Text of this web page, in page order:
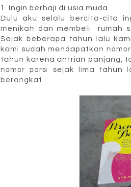
1. Ingin berhaji di usia muda
Dulu aku selalu bercita-cita
menikah dan membeli rumah
Sejak beberapa tahun lalu
kami sudah mendapatkan
tahun karena antrian panjang,
nomor porsi sejak lima tahun
berangkat.